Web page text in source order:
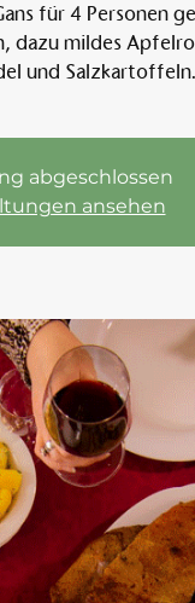
für 4 Personen
dazu mildes
und Salzkartoffeln.
abgeschlossen
ansehen